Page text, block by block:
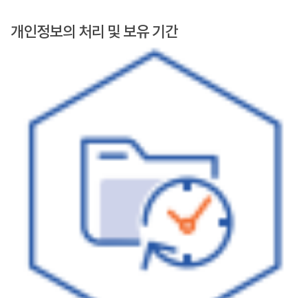
개인정보의 처리 및 보유 기간